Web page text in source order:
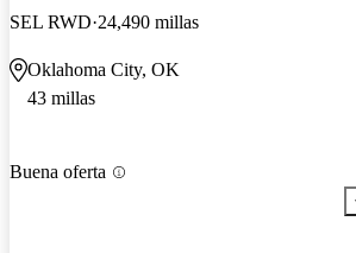
SEL RWD 24,490 millas
Oklahoma City, OK
43 millas
Buena oferta